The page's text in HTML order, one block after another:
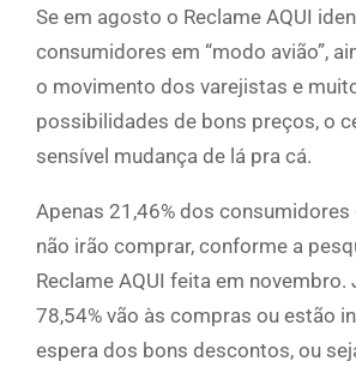
Se em agosto o Reclame AQUI
consumidores em “modo avião”,
o movimento dos varejistas e
possibilidades de bons preços, o
sensível mudança de lá pra cá.
Apenas 21,46% dos
não irão comprar, conforme a
Reclame AQUI feita em novembro.
78,54% vão às compras ou estão
espera dos bons descontos, ou